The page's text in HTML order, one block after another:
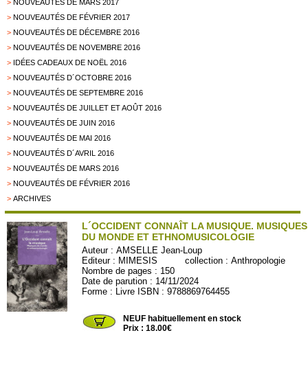
> NOUVEAUTÉS DE MARS 2017
> NOUVEAUTÉS DE FÉVRIER 2017
> NOUVEAUTÉS DE DÉCEMBRE 2016
> NOUVEAUTÉS DE NOVEMBRE 2016
> IDÉES CADEAUX DE NOËL 2016
> NOUVEAUTÉS D´OCTOBRE 2016
> NOUVEAUTÉS DE SEPTEMBRE 2016
> NOUVEAUTÉS DE JUILLET ET AOÛT 2016
> NOUVEAUTÉS DE JUIN 2016
> NOUVEAUTÉS DE MAI 2016
> NOUVEAUTÉS D´AVRIL 2016
> NOUVEAUTÉS DE MARS 2016
> NOUVEAUTÉS DE FÉVRIER 2016
> ARCHIVES
L´OCCIDENT CONNAÎT LA MUSIQUE. MUSIQUES
DU MONDE ET ETHNOMUSICOLOGIE
Auteur :AMSELLE Jean-Loup
Editeur : MIMESIS collection :Anthropologie
Nombre de pages : 150
Date de parution : 14/11/2024
Forme : Livre ISBN : 9788869764455
NEUF habituellement en stock
Prix : 18.00€